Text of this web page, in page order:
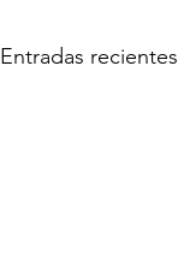
Entradas recientes